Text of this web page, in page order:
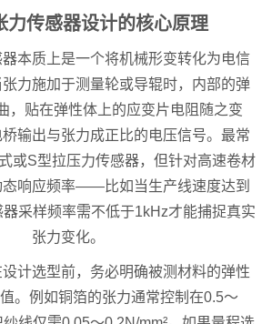
力传感器设计的核心原理
本质上是一个将机械形变转化为电信
力施加于测量轮或导辊时，内部的弹
，贴在弹性体上的应变片电阻随之变
输出与张力成正比的电压信号。最常
或S型拉压力传感器，但针对高速卷材
态响应频率——比如当生产线速度达到
采样频率需不低于1kHz才能捕捉真实
张力变化。
计选型前，务必明确被测材料的弹性
。例如铜箔的张力通常控制在0.5～